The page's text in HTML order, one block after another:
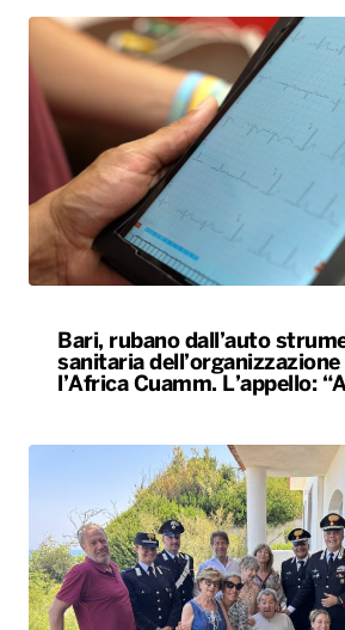
Bari, rubano dall’auto
sanitaria
l’Africa Cuamm. L’appello: